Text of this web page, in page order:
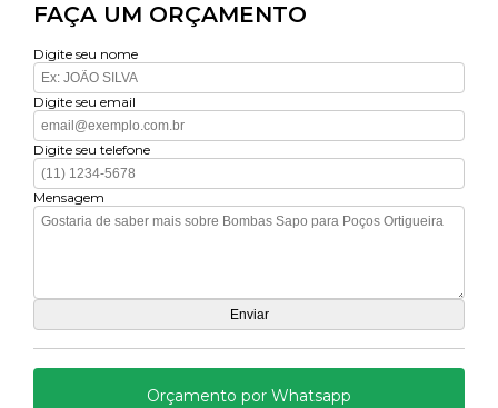
FAÇA UM ORÇAMENTO
Digite seu nome
Digite seu email
Digite seu telefone
Mensagem
Orçamento por Whatsapp